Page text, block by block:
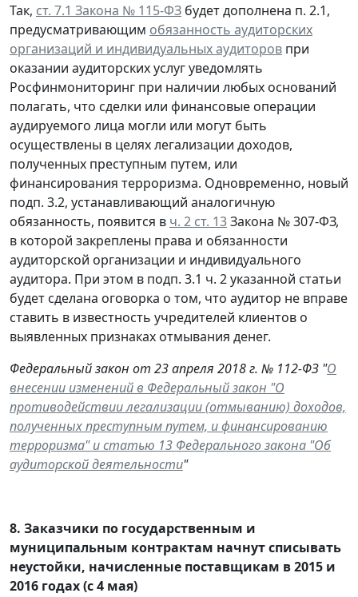
Так, ст. 7.1 Закона № 115-ФЗ будет дополнена п. 2.1,
предусматривающим обязанность аудиторских
организаций и индивидуальных аудиторов при
оказании аудиторских услуг уведомлять
Росфинмониторинг при наличии любых оснований
полагать, что сделки или финансовые операции
аудируемого лица могли или могут быть
осуществлены в целях легализации доходов,
полученных преступным путем, или
финансирования терроризма. Одновременно, новый
подп. 3.2, устанавливающий аналогичную
обязанность, появится в ч. 2 ст. 13Закона № 307-ФЗ,
в которой закреплены права и обязанности
аудиторской организации и индивидуального
аудитора. При этом в подп. 3.1 ч. 2 указанной статьи
будет сделана оговорка о том, что аудитор не вправе
ставить в известность учредителей клиентов о
выявленных признаках отмывания денег.
Федеральный закон от 23 апреля 2018 г. № 112-ФЗ "О
внесении изменений в Федеральный закон "О
противодействии легализации (отмыванию) доходов,
полученных преступным путем, и финансированию
терроризма" и статью 13 Федерального закона "Об
аудиторской деятельности"
8. Заказчики по государственным и
муниципальным контрактам начнут списывать
неустойки, начисленные поставщикам в 2015 и
2016 годах (с 4 мая)